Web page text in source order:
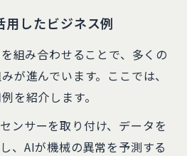
用したビジネス例
組み合わせることで、多くの
が進んでいます。ここでは、
を紹介します。
ンサーを取り付け、データを
、AIが機械の異常を予測する